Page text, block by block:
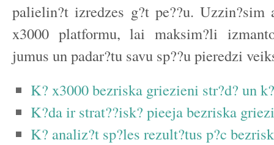
palielin?t izredzes g?t pe??u. Uzzin?sim
x3000 platformu, lai maksim?li
jumus un padar?tu savu sp??u pieredzi
K? x3000 bezriska griezieni str?d? un
K?da ir strat??isk? pieeja bezriska
K? analiz?t sp?les rezult?tus p?c